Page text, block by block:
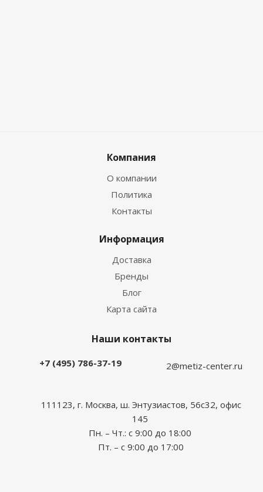
Компания
О компании
Политика
Контакты
Информация
Доставка
Бренды
Блог
Карта сайта
Наши контакты
+7 (495) 786-37-19 2@metiz-center.ru
111123, г. Москва, ш. Энтузиастов, 56с32, офис
145
Пн. – Чт.: с 9:00 до 18:00
Пт. – с 9:00 до 17:00